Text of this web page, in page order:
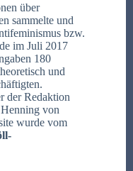
über
sammelte und
bzw.
im Juli 2017
180
und
der Redaktion
von
wurde vom